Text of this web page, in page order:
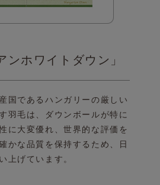
ンホワイトダウン」
国であるハンガリーの厳しい
羽毛は、ダウンボールが特に
に大変優れ、世界的な評価を
かな品質を保持するため、
日
上げています。